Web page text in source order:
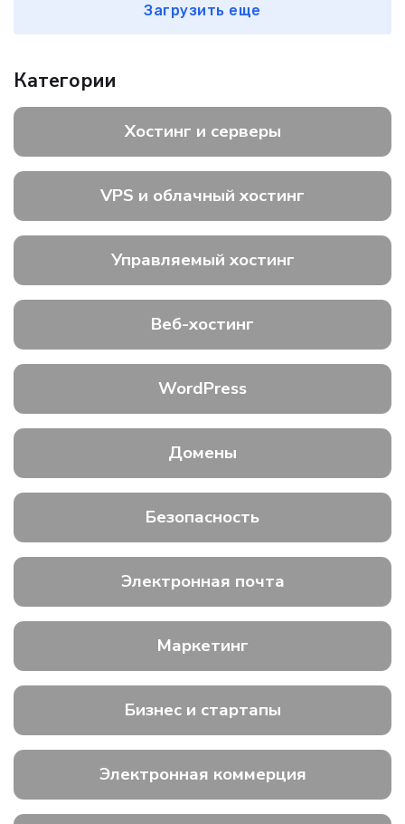
Загрузить еще
Категории
Хостинг и серверы
VPS и облачный хостинг
Управляемый хостинг
Веб-хостинг
WordPress
Домены
Безопасность
Электронная почта
Маркетинг
Бизнес и стартапы
Электронная коммерция